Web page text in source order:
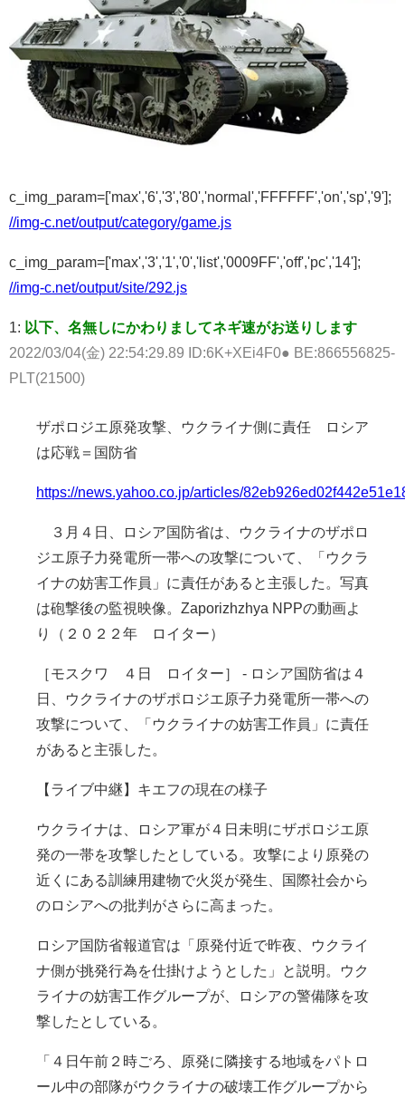
c_img_param=['max','6','3','80','normal','FFFFFF','on','sp','9'];
//img-c.net/output/category/game.js
c_img_param=['max','3','1','0','list','0009FF','off','pc','14'];
//img-c.net/output/site/292.js
1: 以下、名無しにかわりましてネギ速がお送りします
2022/03/04(金) 22:54:29.89 ID:6K+XEi4F0● BE:866556825-
PLT(21500)
ザポロジエ原発攻撃、ウクライナ側に責任 ロシア
は応戦＝国防省
https://news.yahoo.co.jp/articles/
３月４日、ロシア国防省は、ウクライナのザポロ
ジエ原子力発電所一帯への攻撃について、「ウクラ
イナの妨害工作員」に責任があると主張した。写真
は砲撃後の監視映像。Zaporizhzhya NPPの動画よ
り（２０２２年 ロイター）
［モスクワ ４日 ロイター］ - ロシア国防省は４
日、ウクライナのザポロジエ原子力発電所一帯への
攻撃について、「ウクライナの妨害工作員」に責任
があると主張した。
【ライブ中継】キエフの現在の様子
ウクライナは、ロシア軍が４日未明にザポロジエ原
発の一帯を攻撃したとしている。攻撃により原発の
近くにある訓練用建物で火災が発生、国際社会から
のロシアへの批判がさらに高まった。
ロシア国防省報道官は「原発付近で昨夜、ウクライ
ナ側が挑発行為を仕掛けようとした」と説明。ウク
ライナの妨害工作グループが、ロシアの警備隊を攻
撃したとしている。
「４日午前２時ごろ、原発に隣接する地域をパトロ
ール中の部隊がウクライナの破壊工作グループから